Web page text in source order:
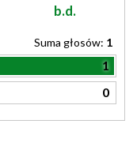
b.d.
Suma głosów: 1
1
0